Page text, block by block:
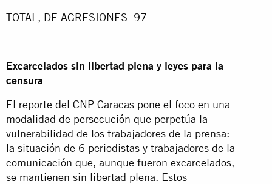
TOTAL, DE AGRESIONES 97
Excarcelados sin libertad plena y leyes para la
censura
El reporte del CNP Caracas pone el foco en una
modalidad de persecución que perpetúa la
vulnerabilidad de los trabajadores de la prensa:
la situación de 6 periodistas y trabajadores de la
comunicación que, aunque fueron excarcelados,
se mantienen sin libertad plena. Estos